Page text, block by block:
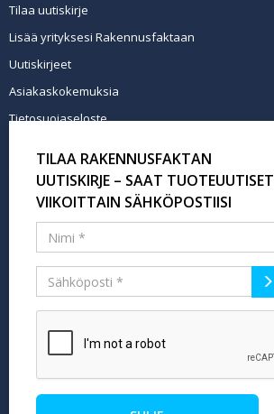
Tilaa uutiskirje
Lisää yrityksesi Rakennusfaktaan
Uutiskirjeet
Asiakaskokemuksia
Tietosuojaseloste
Tilaa uutiskirje
TILAA RAKENNUSFAKTAN
UUTISKIRJE – SAAT TUOTEUUTISET
VIIKOITTAIN SÄHKÖPOSTIISI